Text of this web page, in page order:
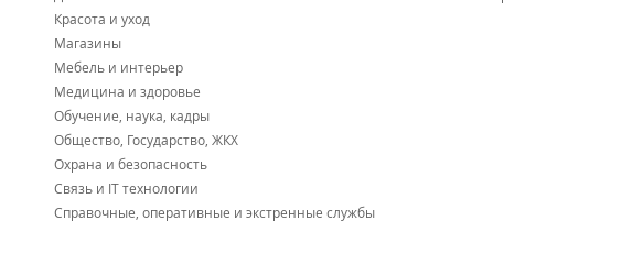
Красота и уход
Магазины
Мебель и интерьер
Медицина и здоровье
Обучение, наука, кадры
Общество, Государство, ЖКХ
Охрана и безопасность
Связь и IT технологии
Справочные, оперативные и экстренные службы